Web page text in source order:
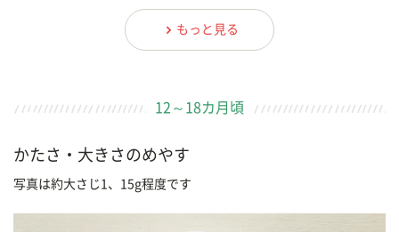
もっと見る
12～18カ月頃
かたさ・大きさのめやす
写真は約大さじ1、15g程度です